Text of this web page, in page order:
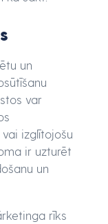
un
var
izglītojošu
ir uzturēt
un
rīks